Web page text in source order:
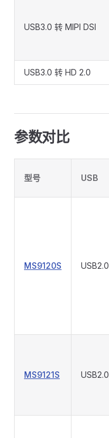
USB3.0 转 MIPI DSI
USB3.0 转 HD 2.0
参数对比
型号 USB
MS9120S USB2.0
MS9121S USB2.0